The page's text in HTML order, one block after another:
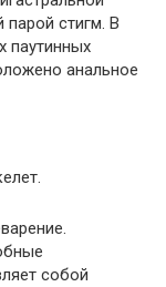
стигм. В
паутинных
анальное
собой